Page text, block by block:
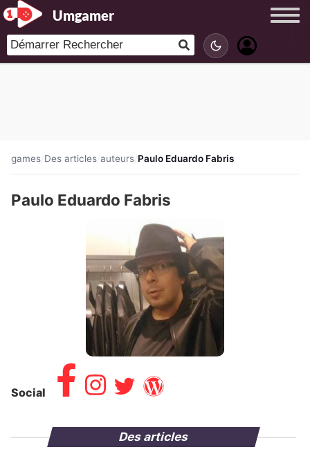
Umgamer
games/Des articles/auteurs/Paulo Eduardo Fabris
Paulo Eduardo Fabris
Social
Des articles